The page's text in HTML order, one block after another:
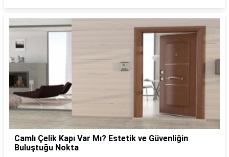
Camlı Çelik Kapı Var Mı? Estetik ve Güvenliğin
Buluştuğu Nokta